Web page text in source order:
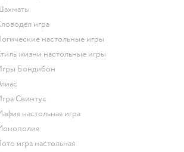
Шахматы
Словодел игра
Логические настольные игры
Стиль жизни настольные игры
Игры Бондибон
Элиас
Игра Свинтус
Мафия настольная игра
Монополия
Лото игра настольная